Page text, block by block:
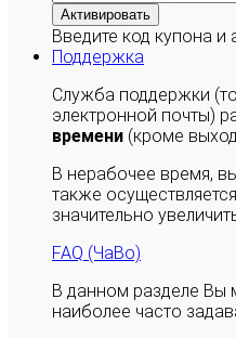
Активировать
Введите код купона и
Поддержка
Служба поддержки
электронной почты)
времени (кроме
В нерабочее время,
также
значительно
FAQ (ЧаВо)
В данном разделе Вы
наиболее часто